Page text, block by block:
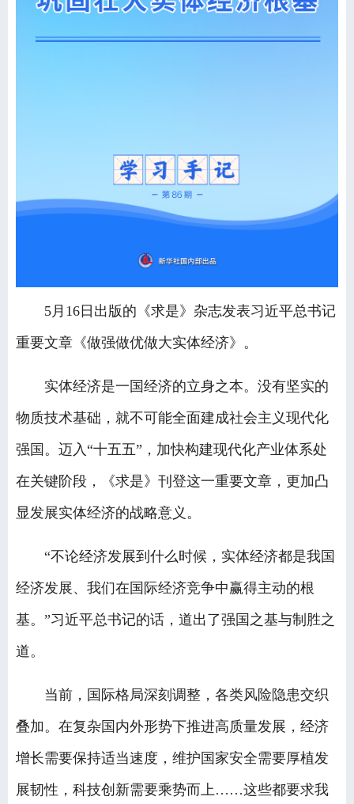
5月16日出版的《求是》杂志发表习近平总书记
重要文章《做强做优做大实体经济》。
实体经济是一国经济的立身之本。没有坚实的
物质技术基础，就不可能全面建成社会主义现代化
强国。迈入“十五五”，加快构建现代化产业体系处
在关键阶段，《求是》刊登这一重要文章，更加凸
显发展实体经济的战略意义。
“不论经济发展到什么时候，实体经济都是我国
经济发展、我们在国际经济竞争中赢得主动的根
基。”习近平总书记的话，道出了强国之基与制胜之
道。
当前，国际格局深刻调整，各类风险隐患交织
叠加。在复杂国内外形势下推进高质量发展，经济
增长需要保持适当速度，维护国家安全需要厚植发
展韧性，科技创新需要乘势而上……这些都要求我